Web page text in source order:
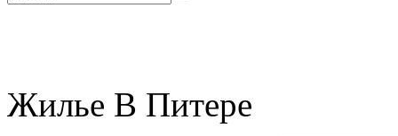
Жилье В Питере